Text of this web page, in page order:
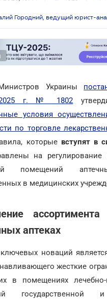
Городний, ведущий юрист-
Украины
2025 г. № 1802
условия
по торговле
которые вступят в
на
помещений
в медицинских
аптеках
новаций
жесткие
в помещениях лечебно-
государственной